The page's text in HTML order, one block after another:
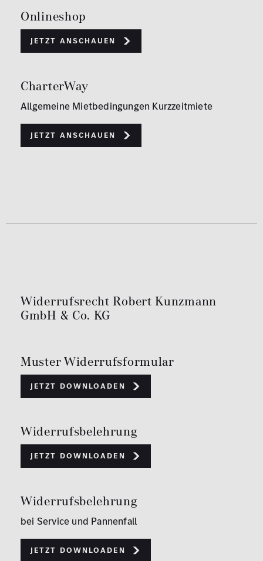
Onlineshop
Jetzt anschauen
CharterWay
Allgemeine Mietbedingungen Kurzzeitmiete
Jetzt anschauen
Widerrufsrecht Robert Kunzmann
GmbH & Co. KG
Muster Widerrufsformular
Jetzt downloaden
Widerrufsbelehrung
Jetzt downloaden
Widerrufsbelehrung
bei Service und Pannenfall
Jetzt downloaden